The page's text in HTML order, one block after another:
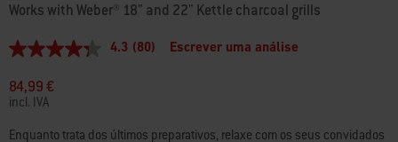
Works with Weber® 18" and 22" Kettle charcoal grills
4.3
5
estrelas,
valor
médio
4.3 (80) Escrever uma análise
84,99 €
incl. IVA
Enquanto trata dos últimos preparativos, relaxe com os seus convidados